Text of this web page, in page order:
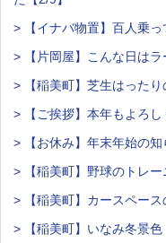
> 【イナバ物置】百人乗っ
> 【片岡屋】こんな日はラ
> 【稲美町】芝生はった
> 【ご挨拶】本年もよろし
> 【お休み】年末年始の知
> 【稲美町】野球のトレ
> 【稲美町】カースペー
> 【稲美町】いなみ冬景色